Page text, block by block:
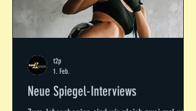
Neue Spiegel-Interviews
t2p
1. Feb.